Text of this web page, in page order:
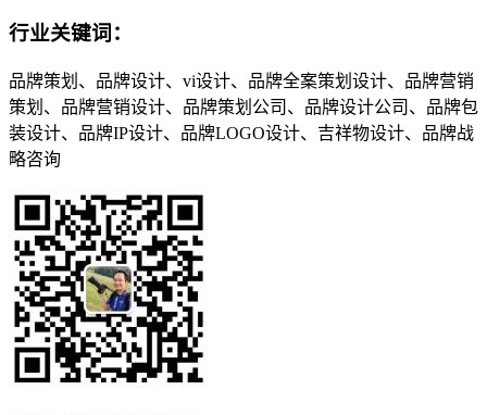
行业关键词：
品牌策划、品牌设计、vi设计、品牌全案策划设计、品牌营销
策划、品牌营销设计、品牌策划公司、品牌设计公司、品牌包
装设计、品牌IP设计、品牌LOGO设计、吉祥物设计、品牌战
略咨询